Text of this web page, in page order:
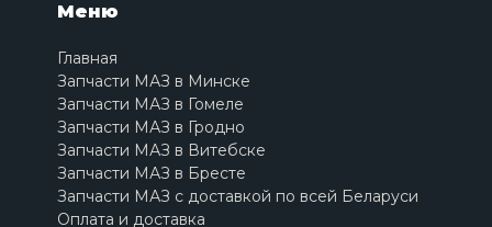
Меню
Главная
Запчасти МАЗ в Минске
Запчасти МАЗ в Гомеле
Запчасти МАЗ в Гродно
Запчасти МАЗ в Витебске
Запчасти МАЗ в Бресте
Запчасти МАЗ с доставкой по всей Беларуси
Оплата и доставка